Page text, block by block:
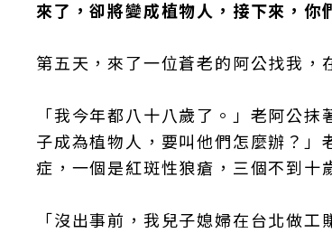
來了，卻將變成植物人，接下來，你
第五天，來了一位蒼老的阿公找我，
「我今年都八十八歲了。」老阿公
子成為植物人，要叫他們怎麼辦？
症，一個是紅斑性狼瘡，三個不到十
「沒出事前，我兒子媳婦在台北做